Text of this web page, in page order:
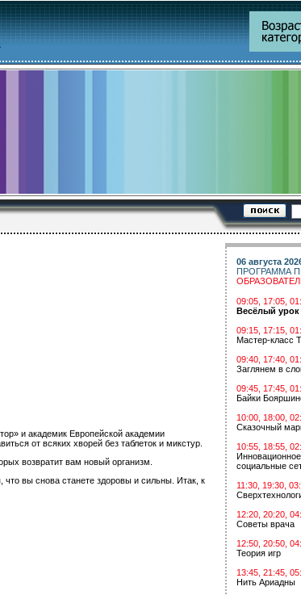
и академик Европейской академии
от всяких хворей без таблеток и микстур.
возвратит вам новый организм.
вы снова станете здоровы и сильны. Итак, к
06 августа
ПРОГРАММА
09:05, 17:05,
Весёлый урок
09:15, 17:15,
Мастер-класс
09:40, 17:40,
Заглянем в
09:45, 17:45,
Байки
10:00, 18:00,
Сказочный
10:55, 18:55,
социальные
11:30, 19:30,
12:20, 20:20,
Советы врача
12:50, 20:50,
Теория игр
13:45, 21:45,
Нить Ариадны